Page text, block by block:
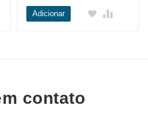
Adicionar
contato